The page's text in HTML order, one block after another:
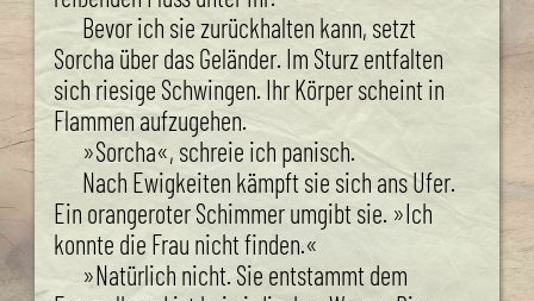
Bevor ich sie zurückhalten kann, setzt
Sorcha über das Geländer. Im Sturz entfalten
sich riesige Schwingen. Ihr Körper scheint in
Flammen aufzugehen.
»Sorcha«, schreie ich panisch.
Nach Ewigkeiten kämpft sie sich ans Ufer.
Ein orangeroter Schimmer umgibt sie. »Ich
konnte die Frau nicht finden.«
»Natürlich nicht. Sie entstammt dem